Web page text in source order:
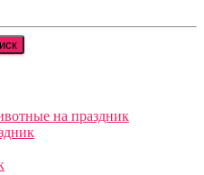
на праздник